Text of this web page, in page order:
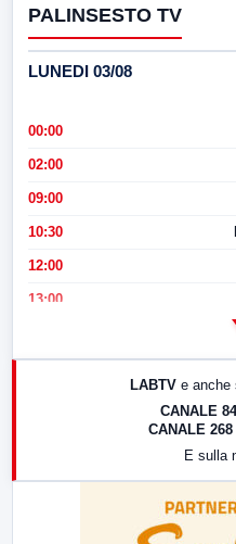
PALINSESTO TV
LUNEDI 03/08
00:00
02:00
09:00
10:30
12:00
13:00
17:00
LABTV e anche
CANALE 84
CANALE 268
E sulla